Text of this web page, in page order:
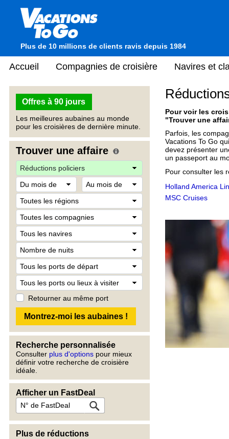
Plus de 10 millions de clients ravis depuis 1984
Accueil Compagnies de croisière Navires et
Offres à 90 jours
Les meilleures aubaines au monde
pour les croisières de dernière minute.
Trouver une affaire
Retourner au même port
Recherche personnalisée
Consulter plus d'options pour mieux
définir votre recherche de croisière
idéale.
Afficher un FastDeal
Plus de réductions
Pour voir les
"Trouver une
Parfois, les
Vacations To Go
devez présenter
un passeport au
Pour consulter les
Holland America
MSC Cruises